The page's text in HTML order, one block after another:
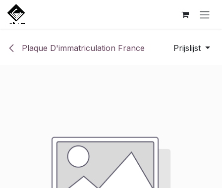
Overslaan naar inhoud
Plaque D'immatriculation France Prijslijst